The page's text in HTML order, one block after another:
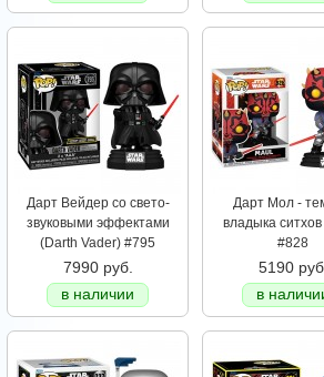
Дарт Вейдер со свето-
звуковыми эффектами
(Darth Vader) #795
7990 руб.
в наличии
Дарт Мол -
владыка
#828
5190 руб.
в